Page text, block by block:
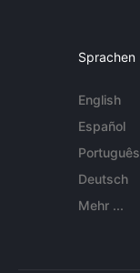
Sprachen
English
Español
Português
Deutsch
Mehr ...